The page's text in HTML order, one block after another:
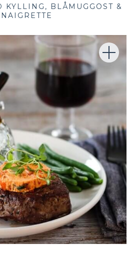
KYLLING, BLÅMUGGOST &